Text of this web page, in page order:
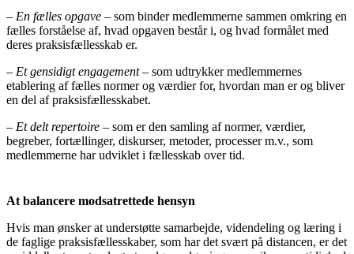
– En fælles opgave – som binder medlemmerne sammen omkring en
fælles forståelse af, hvad opgaven består i, og hvad formålet med
deres praksisfællesskab er.
– Et gensidigt engagement– som udtrykker medlemmernes
etablering af fælles normer og værdier for, hvordan man er og bliver
en del af praksisfællesskabet.
– Et delt repertoire – som er den samling af normer, værdier,
begreber, fortællinger, diskurser, metoder, processer m.v., som
medlemmerne har udviklet i fællesskab over tid.
At balancere modsatrettede hensyn
Hvis man ønsker at understøtte samarbejde, videndeling og læring i
de faglige praksisfællesskaber, som har det svært på distancen, er det